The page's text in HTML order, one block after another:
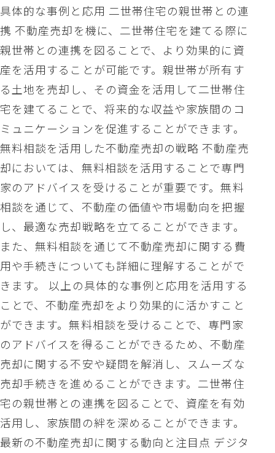
具体的な事例と応用 二世帯住宅の親世帯との連
携 不動産売却を機に、二世帯住宅を建てる際に
親世帯との連携を図ることで、より効果的に資
産を活用することが可能です。親世帯が所有す
る土地を売却し、その資金を活用して二世帯住
宅を建てることで、将来的な収益や家族間のコ
ミュニケーションを促進することができます。
無料相談を活用した不動産売却の戦略 不動産売
却においては、無料相談を活用することで専門
家のアドバイスを受けることが重要です。無料
相談を通じて、不動産の価値や市場動向を把握
し、最適な売却戦略を立てることができます。
また、無料相談を通じて不動産売却に関する費
用や手続きについても詳細に理解することがで
きます。 以上の具体的な事例と応用を活用する
ことで、不動産売却をより効果的に活かすこと
ができます。無料相談を受けることで、専門家
のアドバイスを得ることができるため、不動産
売却に関する不安や疑問を解消し、スムーズな
売却手続きを進めることができます。二世帯住
宅の親世帯との連携を図ることで、資産を有効
活用し、家族間の絆を深めることができます。
最新の不動産売却に関する動向と注目点 デジタ